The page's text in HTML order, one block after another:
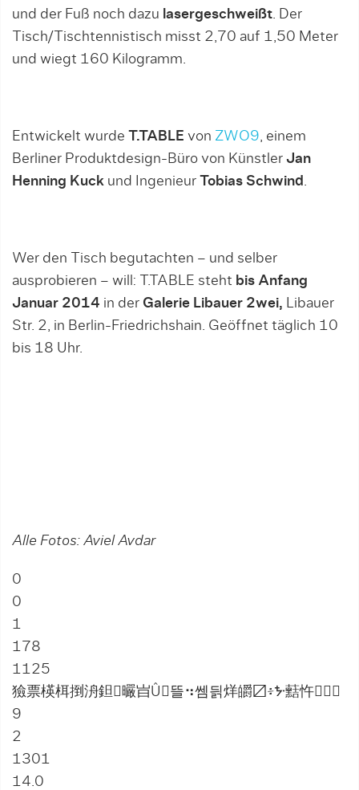
und der Fuß noch dazu lasergeschweißt. Der
Tisch/Tischtennistisch misst 2,70 auf 1,50 Meter
und wiegt 160 Kilogramm.
Entwickelt wurde T.TABLE von ZWO9, einem
Berliner Produktdesign-Büro von Künstler Jan
Henning Kuck und Ingenieur Tobias Schwind .
Wer den Tisch begutachten – und selber
ausprobieren – will: T.TABLE steht bis Anfang
Januar 2014 in der Galerie Libauer 2wei, Libauer
Str. 2, in Berlin-Friedrichshain. Geöffnet täglich 10
bis 18 Uhr.
Alle Fotos: Aviel Avdar
0
0
1
178
1125
獫票楧栮捯洀鉭曮㞱Û뜰⠲쎔딁烊皭〼፥ᙼ䕸忤઱
9
2
1301
14.0